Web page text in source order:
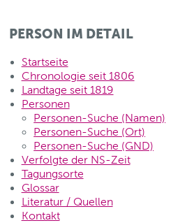
PERSON IM DETAIL
Startseite
Chronologie seit 1806
Landtage seit 1819
Personen
Personen-Suche (Namen)
Personen-Suche (Ort)
Personen-Suche (GND)
Verfolgte der NS-Zeit
Tagungsorte
Glossar
Literatur / Quellen
Kontakt